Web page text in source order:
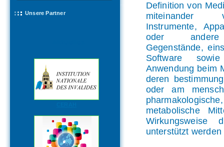
Unsere Partner
Definition von
miteinander
Instrumente,
oder andere
Gegenstände,
Software
Anwendung beim
deren
oder am
metabolische
Wirkungsweise
unterstützt werden